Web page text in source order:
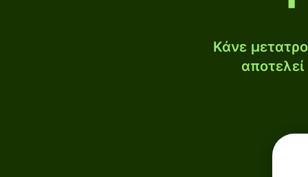
Κάνε